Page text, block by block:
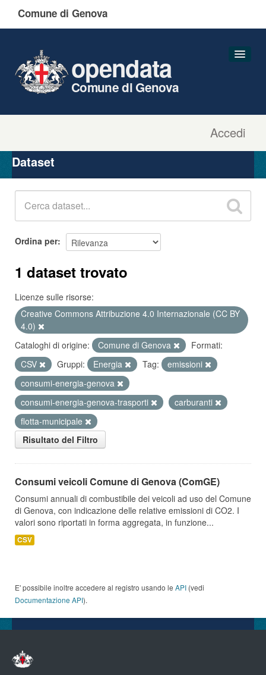
Comune di Genova
Accedi
opendata
Comune di Genova
Organizzazioni
Gruppi
Dataset
Ordina per
1 dataset trovato
Licenze sulle risorse:
Creative Commons Attribuzione 4.0 Internazionale (CC BY
4.0)
Cataloghi di origine:
Comune di Genova
Formati:
CSV
Gruppi: Energia Tag:
emissioni
consumi-energia-genova
consumi-energia-genova-trasporti
carburanti
flotta-municipale
Risultato del Filtro
Consumi veicoli Comune di Genova (ComGE)
Consumi annuali di combustibile dei veicoli ad uso del Comune
di Genova, con indicazione delle relative emissioni di CO2. I
valori sono riportati in forma aggregata, in funzione...
CSV
E' possibile inoltre accedere al registro usando le API (vedi
Documentazione API).